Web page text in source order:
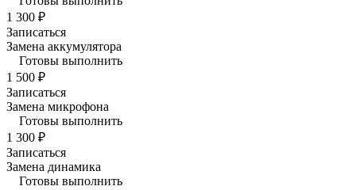
1 300 ₽
Записаться
Замена аккумулятора
Готовы выполнить
1 500 ₽
Записаться
Замена микрофона
Готовы выполнить
1 300 ₽
Записаться
Замена динамика
Готовы выполнить